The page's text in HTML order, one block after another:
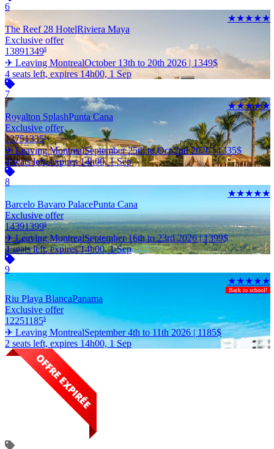
6
★★★★★
The Reef 28 HotelRiviera Maya
Exclusive offer
13891349$
✈ Leaving MontrealOctober 13th to 20th 2026 | 1349$
4 seats left, expires 14h00, 1 Sep
7
★★★★★
Royalton SplashPunta Cana
Exclusive offer
13751335$
✈ Leaving MontrealSeptember 25th to Oct 2nd 2026 |1335$
4 seats left, expires 14h00, 1 Sep
8
★★★★★
Barcelo Bavaro PalacePunta Cana
Exclusive offer
14391399$
✈ Leaving MontrealSeptember 16th to 23rd 2026 |1399$
4 seats left, expires 14h00, 1 Sep
9
★★★★★
Back to school!
Riu Playa BlancaPanama
Exclusive offer
12251185$
✈ Leaving MontrealSeptember 4th to 11th 2026 | 1185$
2 seats left, expires 14h00, 1 Sep